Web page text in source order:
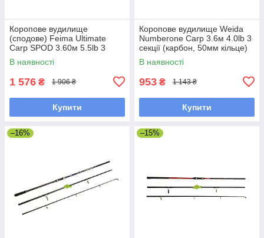
Коропове вудилище
(сподове) Feima Ultimate
Carp SPOD 3.60м 5.5lb 3
секції (50мм кільце) (8260)
В наявності
1 576 ₴ 1 906 ₴
Купити
Коропове вудилище Weida
Numberone Carp 3.6м 4.0lb 3
секції (карбон, 50мм кільце)
(G-459-360)
В наявності
953 ₴ 1 143 ₴
Купити
–16% –15%